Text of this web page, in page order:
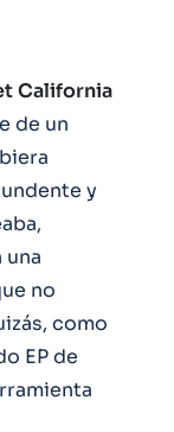
California
de un
y
no
como
EP de